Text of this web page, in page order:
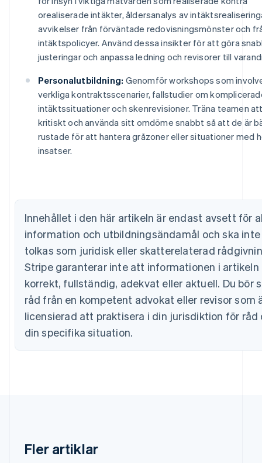
orealiserade intäkter, åldersanalys av
avvikelser från förväntade redovisningsmönster och
intäktspolicyer. Använd dessa insikter för att göra
justeringar och anpassa ledning och revisorer till
Personalutbildning: Genomför workshops som
verkliga kontraktsscenarier, fallstudier om
intäktssituationer och skenrevisioner. Träna teamen
kritiskt och använda sitt omdöme snabbt så att de är
rustade för att hantera gråzoner eller situationer med
insatser.
Innehållet i den här artikeln är endast avsett för
information och utbildningsändamål och ska inte
tolkas som juridisk eller skatterelaterad
Stripe garanterar inte att informationen i artikeln
korrekt, fullständig, adekvat eller aktuell. Du bör
råd från en kompetent advokat eller revisor som
licensierad att praktisera i din jurisdiktion för råd
din specifika situation.
Fler artiklar
Australien
Belgien
NederlandsFrançaisDeutschEnglish
Brasilien
Cypern
Danmark
English
Estland
English
Fastlandskina
简体中文English
Finland
English Svenska
Frankrike
Français English
Förenade Arabemiraten
English
English